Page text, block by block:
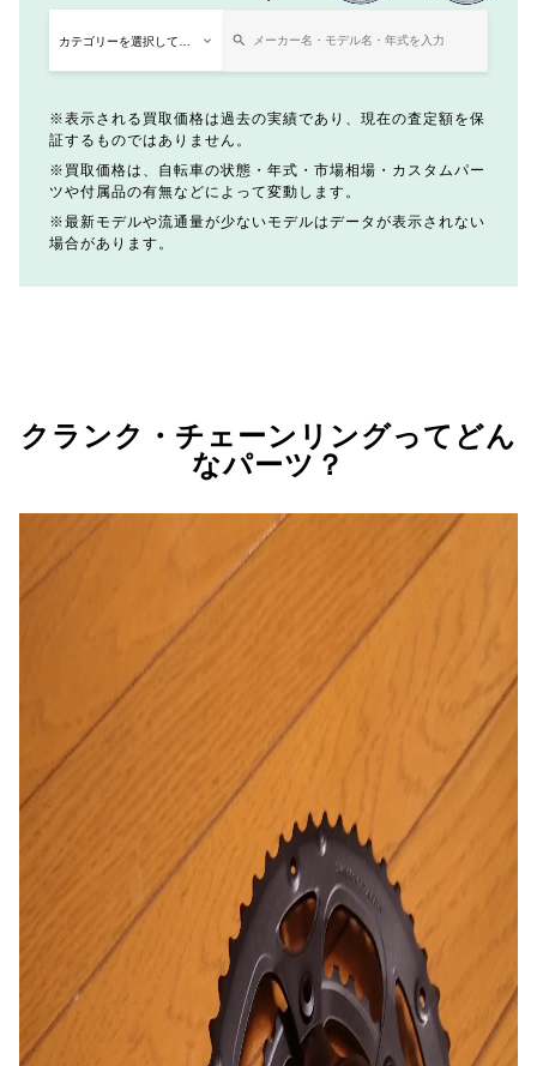
表示される買取価格は過去の実績であり、現在の査定額を保
証するものではありません。
買取価格は、自転車の状態・年式・市場相場・カスタムパー
ツや付属品の有無などによって変動します。
最新モデルや流通量が少ないモデルはデータが表示されない
場合があります。
クランク・チェーンリングってどん
なパーツ？